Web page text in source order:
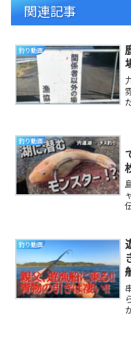
関連記事
釣り動画
釣り動画
釣り動画